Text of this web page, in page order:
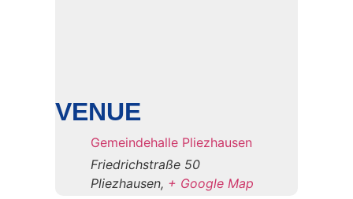
VENUE
Gemeindehalle Pliezhausen
Friedrichstraße 50
Pliezhausen, + Google Map